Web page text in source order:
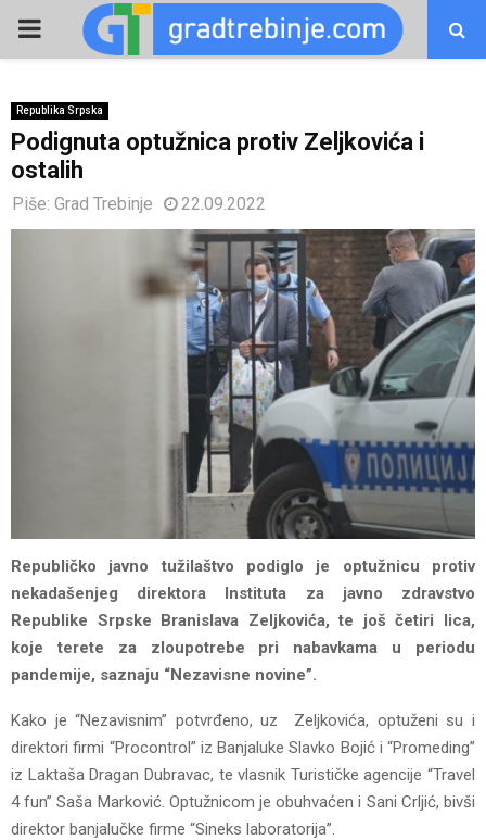
PRIMARY
Republika Srpska
Podignuta optužnica protiv Zeljkovića i
ostalih
Piše: Grad Trebinje 22.09.2022
Republičko javno tužilaštvo podiglo je optužnicu protiv
nekadašenjeg direktora Instituta za javno zdravstvo
Republike Srpske Branislava Zeljkovića, te još četiri lica,
koje terete za zloupotrebe pri nabavkama u periodu
pandemije, saznaju “Nezavisne novine”.
Kako je “Nezavisnim” potvrđeno, uz Zeljkovića, optuženi su i
direktori firmi “Procontrol” iz Banjaluke Slavko Bojić i “Promeding”
iz Laktaša Dragan Dubravac, te vlasnik Turističke agencije “Travel
4 fun” Saša Marković. Optužnicom je obuhvaćen i Sani Crljić, bivši
direktor banjalučke firme “Sineks laboratorija”.